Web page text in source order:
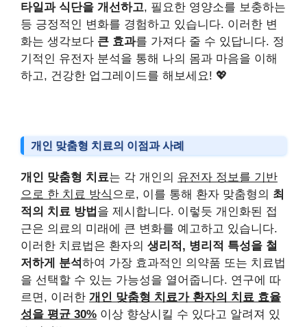
타일과 식단을 개선하고, 필요한 영양소를 보충하는
등 긍정적인 변화를 경험하고 있습니다. 이러한 변
화는 생각보다 큰 효과를 가져다 줄 수 있답니다. 정
기적인 유전자 분석을 통해 나의 몸과 마음을 이해
하고, 건강한 업그레이드를 해보세요! 💖
개인 맞춤형 치료의 이점과 사례
개인 맞춤형 치료는 각 개인의 유전자 정보를 기반
으로 한 치료 방식 으로, 이를 통해 환자 맞춤형의 최
적의 치료 방법 을 제시합니다. 이렇듯 개인화된 접
근은 의료의 미래에 큰 변화를 예고하고 있습니다.
이러한 치료법은 환자의 생리적, 병리적 특성을 철
저하게 분석하여 가장 효과적인 의약품 또는 치료법
을 선택할 수 있는 가능성을 열어줍니다. 연구에 따
르면, 이러한 개인 맞춤형 치료가 환자의 치료 효율
성을 평균 30% 이상 향상시킬 수 있다고 알려져 있